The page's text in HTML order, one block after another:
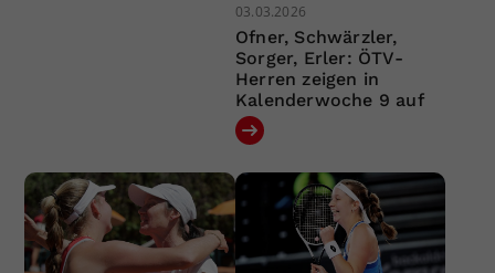
03.03.2026
Ofner, Schwärzler,
Sorger, Erler: ÖTV-
Herren zeigen in
Kalenderwoche 9 auf